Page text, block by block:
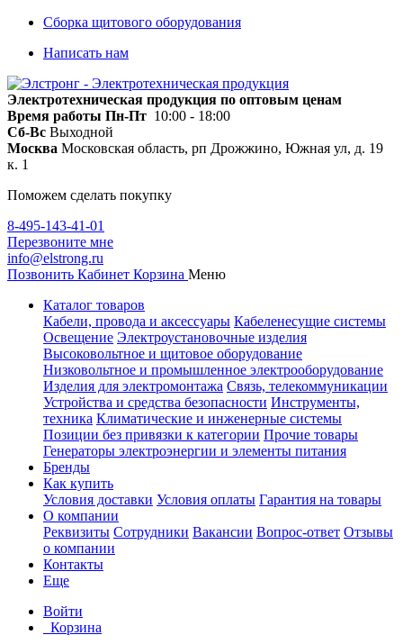
Сборка щитового оборудования
Написать нам
Электротехническая продукция по оптовым ценам
Время работы Пн-Пт 10:00 - 18:00
Сб-Вс Выходной
Москва Московская область, рп Дрожжино, Южная ул, д. 19
к. 1
Поможем сделать покупку
8-495-143-41-01
Перезвоните мне
info@elstrong.ru
Позвонить Кабинет Корзина Меню
Каталог товаров
Кабели, провода и аксессуары Кабеленесущие системы
Освещение Электроустановочные изделия
Высоковольтное и щитовое оборудование
Низковольтное и промышленное электрооборудование
Изделия для электромонтажа Связь, телекоммуникации
Устройства и средства безопасности Инструменты,
техника Климатические и инженерные системы
Позиции без привязки к категории Прочие товары
Генераторы электроэнергии и элементы питания
Бренды
Как купить
Условия доставки Условия оплаты Гарантия на товары
О компании
Реквизиты Сотрудники Вакансии Вопрос-ответ Отзывы
о компании
Контакты
Еще
Войти
Корзина